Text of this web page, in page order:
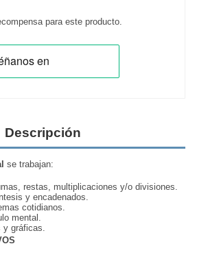
para este producto.
Descripción
se trabajan:
restas, multiplicaciones y/o divisiones.
y encadenados.
cotidianos.
mental.
y gráficas.